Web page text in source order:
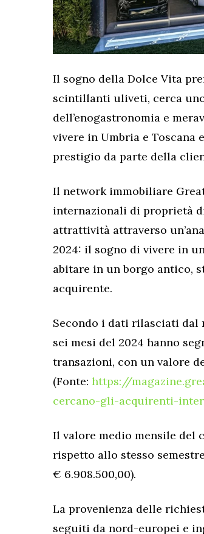
Il sogno della Dolce Vita
scintillanti uliveti, cerca
dell’enogastronomia e
vivere in Umbria e Toscana
prestigio da parte della
Il network immobiliare
internazionali di proprietà
attrattività attraverso
2024: il sogno di vivere in
abitare in un borgo antico,
acquirente.
Secondo i dati rilasciati dal
sei mesi del 2024 hanno
transazioni, con un valore
(Fonte: https://
cercano-gli-acquirenti-
Il valore medio mensile del
rispetto allo stesso
€ 6.908.500,00).
La provenienza delle
seguiti da nord-europei e